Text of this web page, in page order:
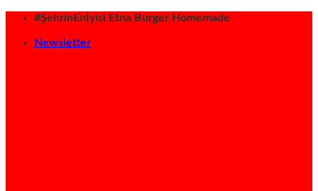
İçeriğe#ŞehrinEnİyisi Etna Burger Homemade
Newsletter